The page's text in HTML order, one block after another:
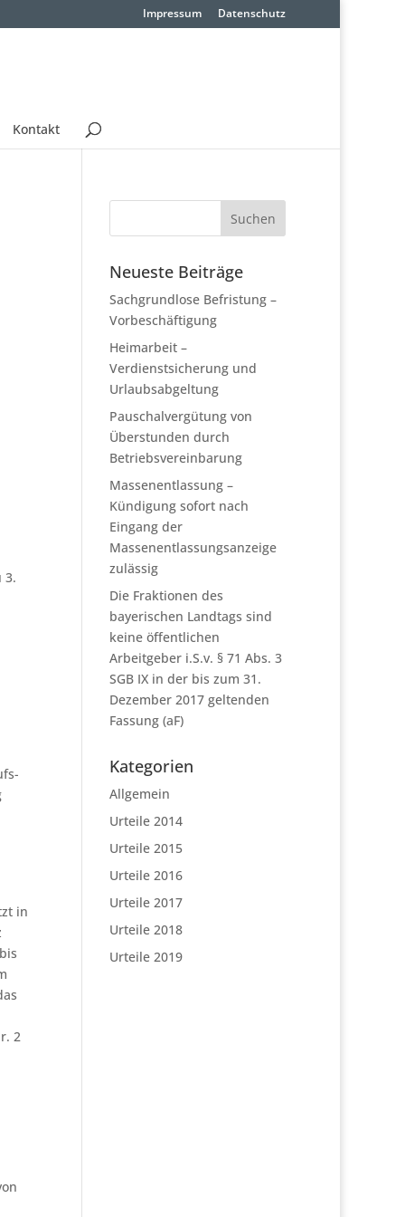
Impressum Datenschutz
Kontakt
3.
in
2
Neueste Beiträge
Sachgrundlose Befristung –
Vorbeschäftigung
Heimarbeit –
Verdienstsicherung und
Urlaubsabgeltung
Pauschalvergütung von
Überstunden durch
Betriebsvereinbarung
Massenentlassung –
Kündigung sofort nach
Eingang der
Massenentlassungsanzeige
zulässig
Die Fraktionen des
bayerischen Landtags sind
keine öffentlichen
Arbeitgeber i.S.v. § 71 Abs. 3
SGB IX in der bis zum 31.
Dezember 2017 geltenden
Fassung (aF)
Kategorien
Allgemein
Urteile 2014
Urteile 2015
Urteile 2016
Urteile 2017
Urteile 2018
Urteile 2019